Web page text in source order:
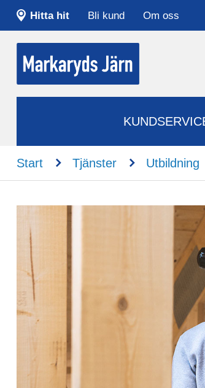
Hitta hit Bli kund Om oss
Start n Tjänster n Utbildning